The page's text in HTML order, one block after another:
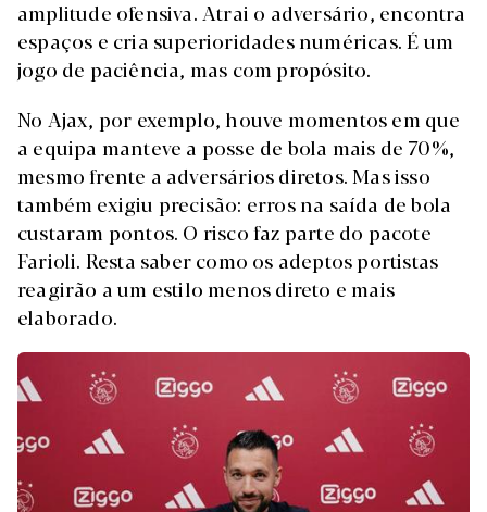
amplitude ofensiva. Atrai o adversário, encontra
espaços e cria superioridades numéricas. É um
jogo de paciência, mas com propósito.
No Ajax, por exemplo, houve momentos em que
a equipa manteve a posse de bola mais de 70%,
mesmo frente a adversários diretos. Mas isso
também exigiu precisão: erros na saída de bola
custaram pontos. O risco faz parte do pacote
Farioli. Resta saber como os adeptos portistas
reagirão a um estilo menos direto e mais
elaborado.